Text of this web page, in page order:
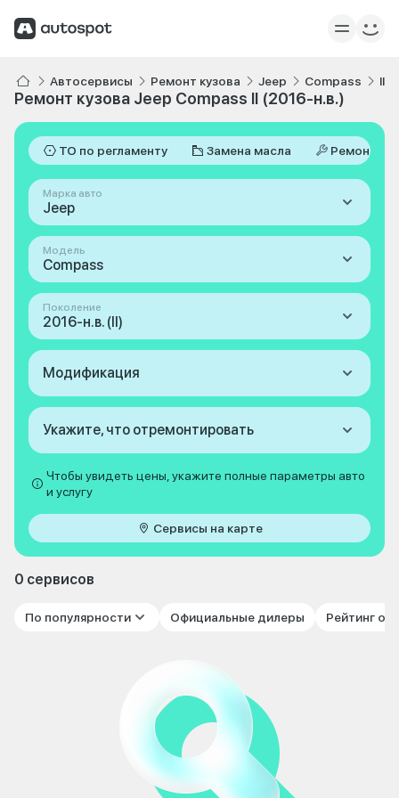
Автосервисы Ремонт кузова Jeep Compass II
Ремонт кузова Jeep Compass II (2016-н.в.)
ТО по регламенту Замена масла Ремонт
Марка авто
Jeep
Модель
Compass
Поколение
2016-н.в. (II)
Модификация
Укажите, что отремонтировать
Чтобы увидеть цены, укажите полные параметры авто
и услугу
Сервисы на карте
0 сервисов
По популярности Официальные дилеры Рейтинг